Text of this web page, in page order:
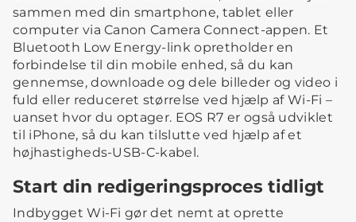
sammen med din smartphone, tablet eller
computer via Canon Camera Connect-appen. Et
Bluetooth Low Energy-link opretholder en
forbindelse til din mobile enhed, så du kan
gennemse, downloade og dele billeder og video i
fuld eller reduceret størrelse ved hjælp af Wi-Fi –
uanset hvor du optager. EOS R7 er også udviklet
til iPhone, så du kan tilslutte ved hjælp af et
højhastigheds-USB-C-kabel.
Start din redigeringsproces tidligt
Indbygget Wi-Fi gør det nemt at oprette